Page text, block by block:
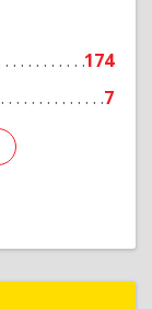
174
7